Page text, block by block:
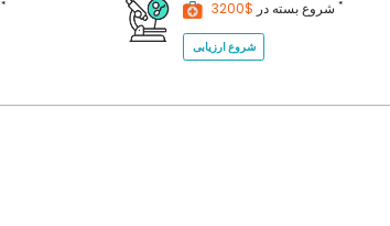
* شروع بسته در *
شروع ارزیابی